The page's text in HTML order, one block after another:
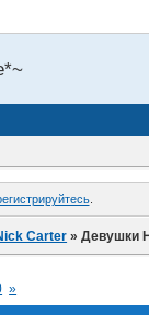
.
Carter »Девушки
»